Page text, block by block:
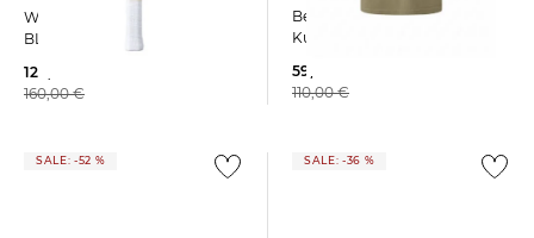
Wilson | Padelschläger
BLADE LS V4
120,99 €
160,00 €
Belstaff | Herren Poloshirt
Kurzarm
59,99 €
110,00 €
SALE: -52 % SALE: -36 %